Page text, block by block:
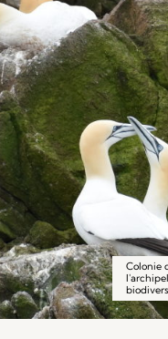
Colonie